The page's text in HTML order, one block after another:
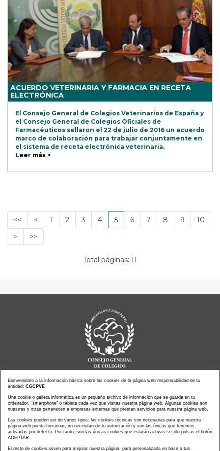
ACUERDO VETERINARIA Y FARMACIA EN RECETA
ELECTRÓNICA
El Consejo General de Colegios Veterinarios de España y
el Consejo General de Colegios Oficiales de
Farmacéuticos sellaron el 22 de julio de 2016 un acuerdo
marco de colaboración para trabajar conjuntamente en
el sistema de receta electrónica veterinaria.
Leer más >
<< < 1 2 3 4 5 6 7 8 9
10
>
>>
Total páginas: 11
Noticias actualidad
Agenda de Actos
Revistas
PressClip
Multimedias
Contacto
Aviso Legal
Política Privacidad
Política Cookies
Bienvenida/o a la información básica sobre las cookies de la página web responsabilidad de la
entidad: CGCPVE
Una cookie o galleta informática es un pequeño archivo de información que se guarda en tu
ordenador, “smartphone” o tableta cada vez que visitas nuestra página web. Algunas cookies son
nuestras y otras pertenecen a empresas externas que prestan servicios para nuestra página web.
Las cookies pueden ser de varios tipos: las cookies técnicas son necesarias para que nuestra
página web pueda funcionar, no necesitan de tu autorización y son las únicas que tenemos
activadas por defecto. Por tanto, son las únicas cookies que estarán activas si solo pulsas el botón
ACEPTAR.
El resto de cookies sirven para mejorar nuestra página, para personalizarla en base a tus